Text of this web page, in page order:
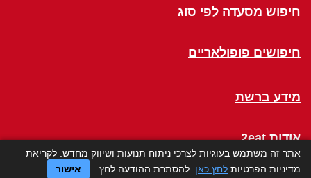
חיפוש מסעדה לפי סוג
חיפושים פופולאריים
מידע ברשת
אודות 2eat
Click a Table
אתר זה משתמש בעוגיות לצרכי ניתוח תנועות ושיווק מחדש. לקריאת
מדיניות הפרטיות לחץ כאן . להסתרת ההודעה לחץ אישור